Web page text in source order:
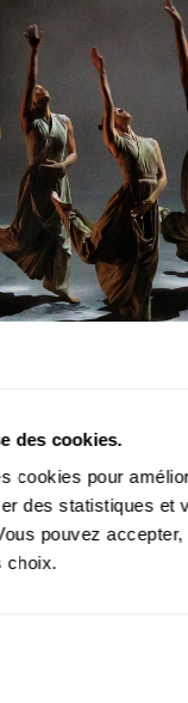
des cookies.
cookies pour
des statistiques et
pouvez
choix.
- 19h30
Khan
du ballet
du Boston